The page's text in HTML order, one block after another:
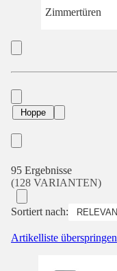
Zimmertüren
Hoppe
95 Ergebnisse
(128 VARIANTEN)
Sortiert nach:
Artikelliste überspringen